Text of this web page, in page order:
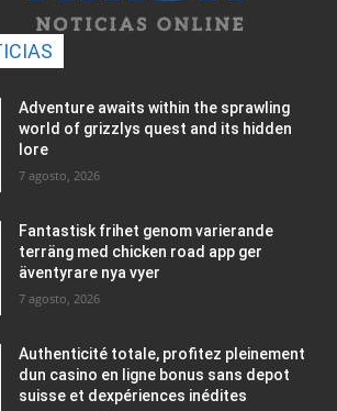
Adventure awaits within the sprawling
world of grizzlys quest and its hidden
lore
7 agosto, 2026
Fantastisk frihet genom varierande
terräng med chicken road app ger
äventyrare nya vyer
7 agosto, 2026
Authenticité totale, profitez pleinement
dun casino en ligne bonus sans depot
suisse et dexpériences inédites